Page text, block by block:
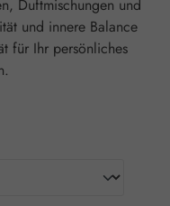
Duftmischungen und
und innere Balance
für Ihr persönliches